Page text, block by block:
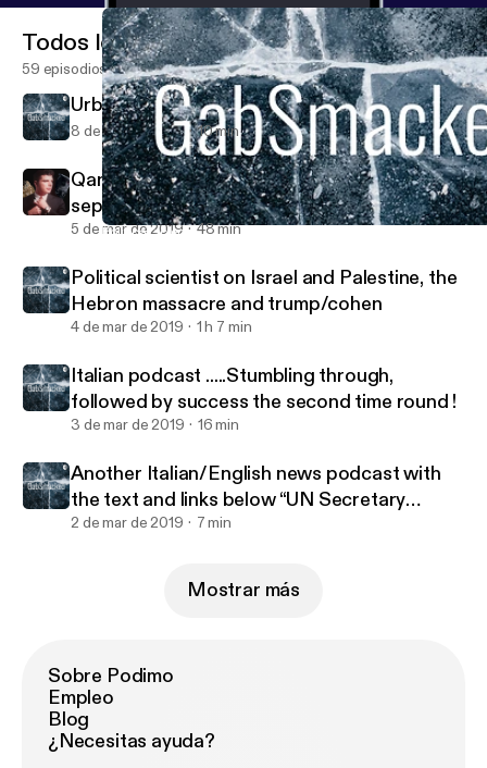
Political scientist on Israel and Palestine, the Hebron massacre
Todos los episodios
59 episodios
Urban essentials hyper mash up 2019
8 de mar de 2019 10 min
QandA Catholic church, sex abuse and the
separation of church and state
5 de mar de 2019 48 min
Political scientist on Israel and Palestine, the
Hebron massacre and trump/cohen
4 de mar de 2019 1 h 7 min
Italian podcast .....Stumbling through,
followed by success the second time round !
3 de mar de 2019 16 min
Another Italian/English news podcast with
the text and links below “UN Secretary
General warns...”
2 de mar de 2019 7 min
Mostrar más
Sobre Podimo
Empleo
Blog
¿Necesitas ayuda?